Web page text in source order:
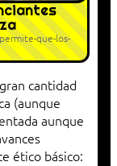
que-los-
cantidad
(aunque
aunque
ético básico: